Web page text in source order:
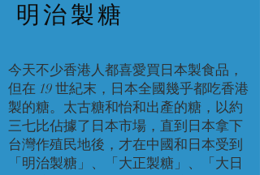
明治製糖
今天不少香港人都喜愛買日本製食品，
但在 19 世紀末，日本全國幾乎都吃香港
製的糖。太古糖和怡和出產的糖，以約
三七比佔據了日本市場，直到日本拿下
台灣作殖民地後，才在中國和日本受到
「明治製糖」、「大正製糖」、「大日